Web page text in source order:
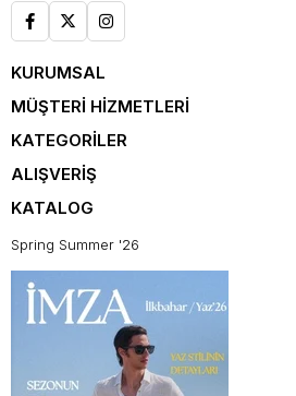
KURUMSAL
MÜŞTERİ HİZMETLERİ
KATEGORİLER
ALIŞVERİŞ
KATALOG
Spring Summer '26